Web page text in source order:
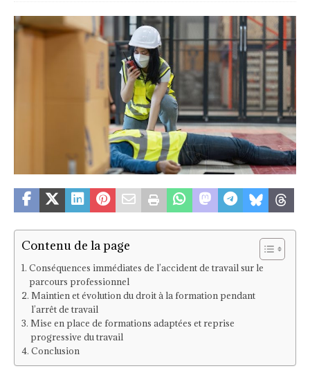
Contenu de la page
Conséquences immédiates de l’accident de travail sur le
parcours professionnel
Maintien et évolution du droit à la formation pendant
l’arrêt de travail
Mise en place de formations adaptées et reprise
progressive du travail
Conclusion